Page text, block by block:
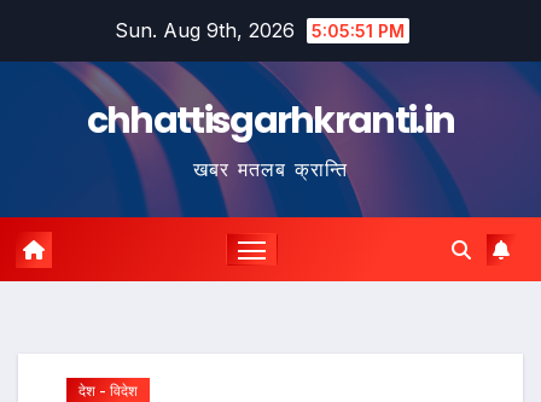
Sun. Aug 9th, 2026 5:05:52 PM
chhattisgarhkranti.in
खबर मतलब क्रान्ति
देश - विदेश